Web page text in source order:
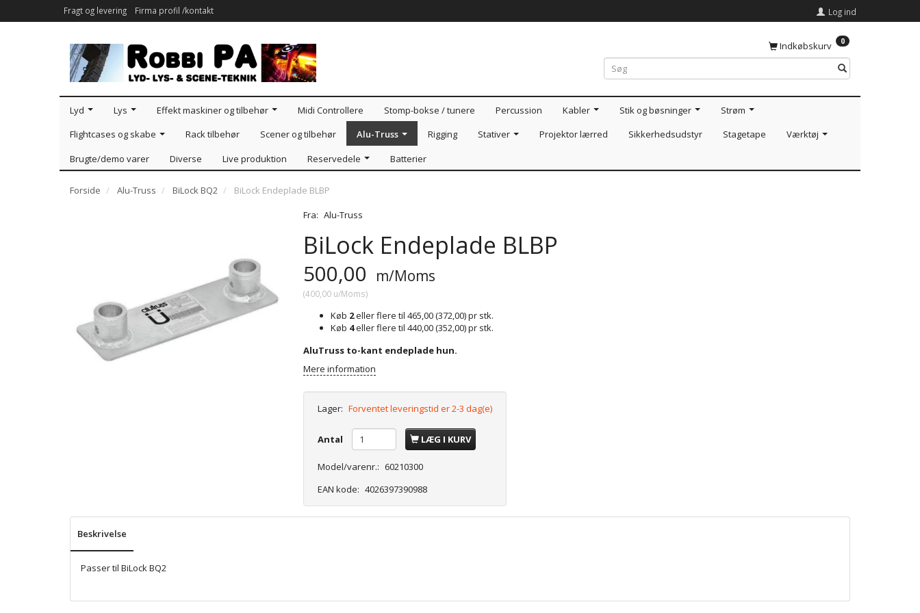
Fragt og levering Firma profil /kontakt Log ind
Indkøbskurv 0
Lyd Lys Effekt maskiner og tilbehør Midi Controllere Stomp-bokse / tunere Percussion Kabler Stik og bøsninger
Strøm
Flightcases og skabe
Rack tilbehør Scener og tilbehør Alu-Truss Rigging Stativer Projektor lærred Sikkerhedsudstyr Stagetape
Værktøj
Brugte/demo varer
Diverse Live produktion Reservedele Batterier
Forside Alu-Truss BiLock BQ2
BiLock Endeplade BLBP
Fra: Alu-Truss
BiLock Endeplade BLBP
500,00 m/Moms
(400,00 u/Moms)
Køb 2eller flere til465,00(372,00)pr stk.
Køb 4eller flere til440,00(352,00)pr stk.
AluTruss to-kant endeplade hun.
Mere information
Lager: Forventet leveringstid er 2-3 dag(e)
Antal LÆG I KURV
Model/varenr.: 60210300
EAN kode: 4026397390988
Beskrivelse
Passer til BiLock BQ2